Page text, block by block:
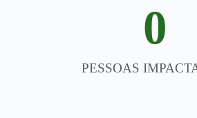
PESSOAS
0